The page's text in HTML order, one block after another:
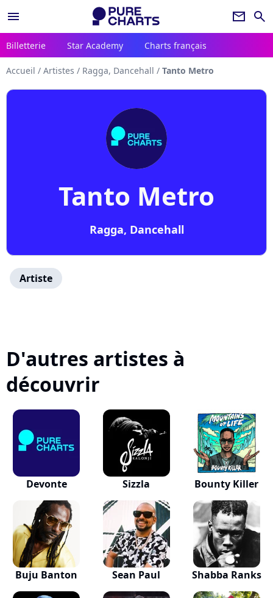
menu newsletter search
Billetterie Star Academy Charts français
Accueil / Artistes / Ragga, Dancehall / Tanto Metro
Tanto Metro
Ragga, Dancehall
Artiste
D'autres artistes à
découvrir
Devonte Sizzla Bounty Killer
Buju Banton Sean Paul Shabba Ranks